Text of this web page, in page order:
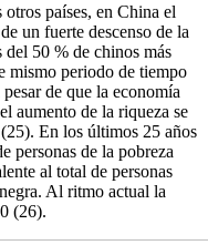
países, en China el
un fuerte descenso de la
50 % de chinos más
mismo periodo de tiempo
de que la economía
aumento de la riqueza se
En los últimos 25 años
personas de la pobreza
al total de personas
Al ritmo actual la
(26).